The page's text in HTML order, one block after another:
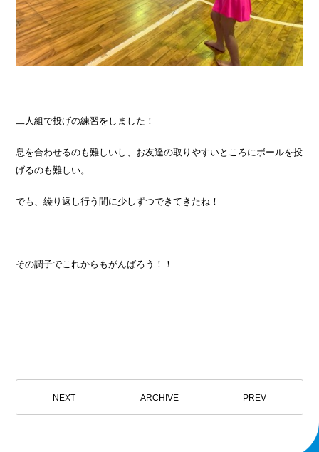
二人組で投げの練習をしました！
息を合わせるのも難しいし、お友達の取りやすいところにボールを投
げるのも難しい。
でも、繰り返し行う間に少しずつできてきたね！
その調子でこれからもがんばろう！！
NEXT ARCHIVE PREV